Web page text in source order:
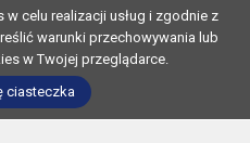
celu realizacji usług i zgodnie z
warunki przechowywania lub
w Twojej przeglądarce.
ciasteczka